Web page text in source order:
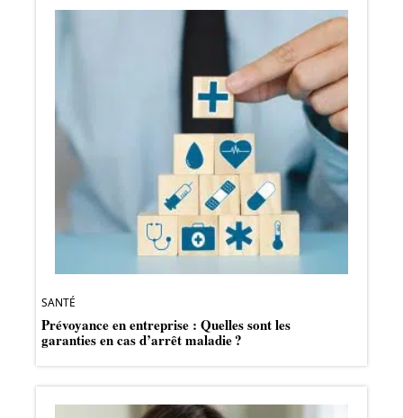
SANTÉ
Prévoyance en entreprise : Quelles sont les
garanties en cas d’arrêt maladie ?